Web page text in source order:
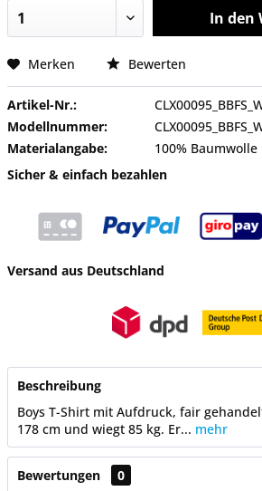
In den
Merken Bewerten
Artikel-Nr.:
Modellnummer:
Materialangabe:
100% Baumwolle
Sicher & einfach bezahlen
Versand aus Deutschland
Beschreibung
Boys T-Shirt mit Aufdruck, fair
178 cm und wiegt 85 kg. Er... mehr
Bewertungen
0